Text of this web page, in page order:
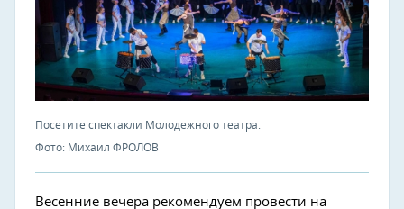
Посетите спектакли Молодежного театра.
Фото: Михаил ФРОЛОВ
Весенние вечера рекомендуем провести на